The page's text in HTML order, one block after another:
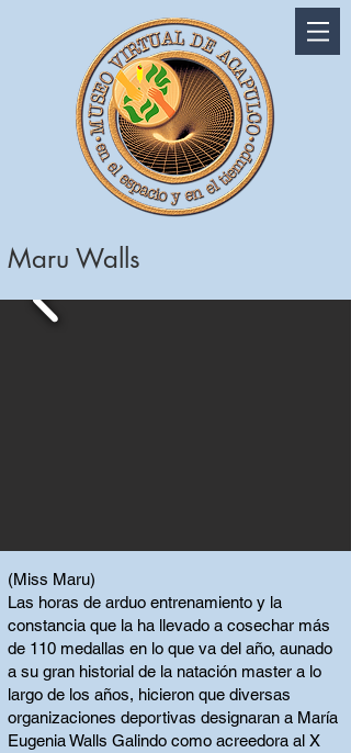
(Miss Maru)
Las horas de arduo entrenamiento y la
constancia que la ha llevado a cosechar más
de 110 medallas en lo que va del año, aunado
a su gran historial de la natación master a lo
largo de los años, hicieron que diversas
organizaciones deportivas designaran a María
Eugenia Walls Galindo como acreedora al X
Maru Walls